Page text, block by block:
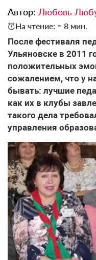
Автор: Любовь
На чтение: ≈ 8 мин.
После фестиваля
Ульяновске в 2011
положительных
сожалением, что у
бывать: лучшие
как их в клубы
такого дела
управления